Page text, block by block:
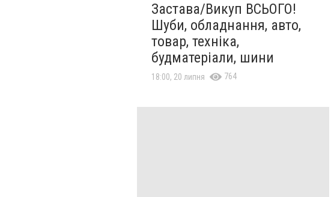
Застава/Викуп ВСЬОГО!
Шуби, обладнання, авто,
товар, техніка,
будматеріали, шини
18:00, 20 липня 764